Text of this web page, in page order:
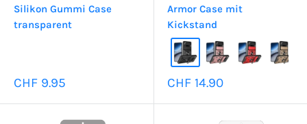
Silikon Gummi Case
transparent
Sonderpreis
CHF 9.95
Armor Case mit
Kickstand
Sonderpreis
CHF 14.90